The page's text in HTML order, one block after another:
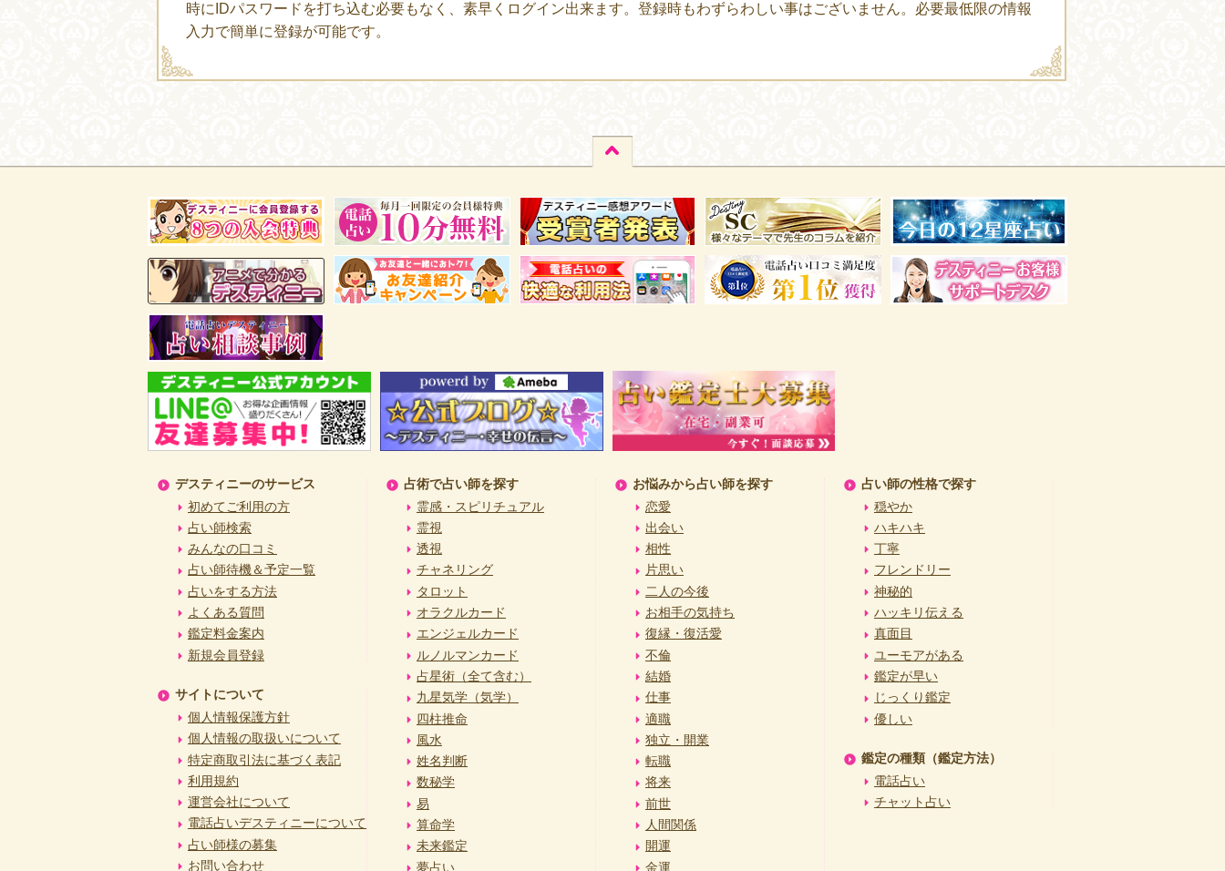
時にIDパスワードを打ち込む必要もなく、素早くログイン出来ます。登録時もわずらわしい事はございません。必要最低限の情報
入力で簡単に登録が可能です。
デスティニーのサービス
初めてご利用の方
占い師検索
みんなの口コミ
占い師待機＆予定一覧
占いをする方法
よくある質問
鑑定料金案内
新規会員登録
サイトについて
個人情報保護方針
個人情報の取扱いについて
特定商取引法に基づく表記
利用規約
運営会社について
電話占いデスティニーについて
占い師様の募集
お問い合わせ
占術で占い師を探す
霊感・スピリチュアル
霊視
透視
チャネリング
タロット
オラクルカード
エンジェルカード
ルノルマンカード
占星術（全て含む）
九星気学（気学）
四柱推命
風水
姓名判断
数秘学
易
算命学
未来鑑定
夢占い
お悩みから占い師を探す
恋愛
出会い
相性
片思い
二人の今後
お相手の気持ち
復縁・復活愛
不倫
結婚
仕事
適職
独立・開業
転職
将来
前世
人間関係
開運
金運
占い師の性格で探す
穏やか
ハキハキ
丁寧
フレンドリー
神秘的
ハッキリ伝える
真面目
ユーモアがある
鑑定が早い
じっくり鑑定
優しい
鑑定の種類（鑑定方法）
電話占い
チャット占い